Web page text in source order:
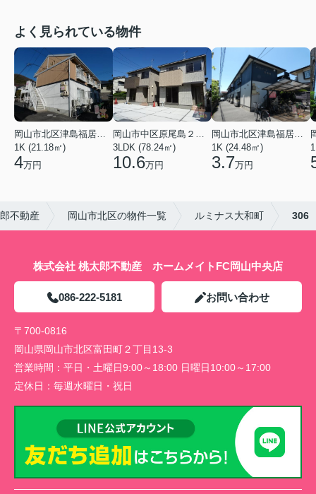
よく見られている物件
岡山市北区津島福居１丁目
1K (21.18㎡)
4万円
岡山市中区原尾島２丁目
3LDK (78.24㎡)
10.6万円
岡山市北区津島福居１丁目
1K (24.48㎡)
3.7万円
不動産 岡山市北区の物件一覧 ルミナス大和町 306
株式会社 桃太郎不動産 ホームメイトFC岡山中央店
086-222-5181 お問い合わせ
〒700-0816
岡山県岡山市北区富田町２丁目13-3
営業時間： 平日・土曜日9:00～18:00 日曜日10:00～17:00
定休日： 毎週水曜日・祝日